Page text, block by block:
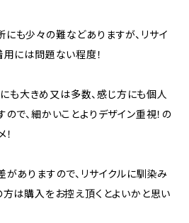
も少々の難などありますが、リサイ
には問題ない程度！
も大きめ又は多数、感じ方にも個人
で、細かいことよりデザイン重視！の
ありますので、リサイクルに馴染み
は購入をお控え頂くとよいかと思い